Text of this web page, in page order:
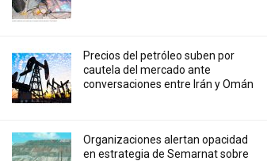
Precios ⁠del petróleo suben por
cautela del mercado ante
conversaciones entre Irán y Omán
Organizaciones alertan opacidad
en estrategia de Semarnat sobre